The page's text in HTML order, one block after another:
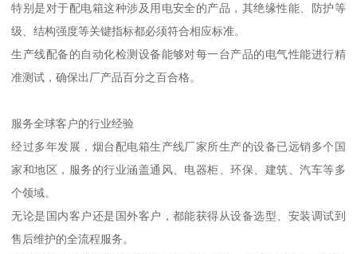
特别是对于配电箱这种涉及用电安全的产品，其绝缘性能、防护等
级、结构强度等关键指标都必须符合相应标准。
生产线配备的自动化检测设备能够对每一台产品的电气性能进行精
准测试，确保出厂产品百分之百合格。
服务全球客户的行业经验
经过多年发展，烟台配电箱生产线厂家所生产的设备已远销多个国
家和地区，服务的行业涵盖通风、电器柜、环保、建筑、汽车等多
个领域。
无论是国内客户还是国外客户，都能获得从设备选型、安装调试到
售后维护的全流程服务。